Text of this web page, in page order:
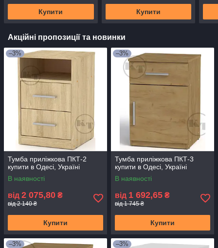
Купити Купити
Акційні пропозиції та новинки
–3%
Тумба приліжкова ПКТ-2
купити в Одесі, Україні
В наявності
від 2 075,80 ₴
від 2 140 ₴
Купити
–3%
Тумба приліжкова ПКТ-3
купити в Одесі, Україні
В наявності
від 1 692,65 ₴
від 1 745 ₴
Купити
–3% –3%